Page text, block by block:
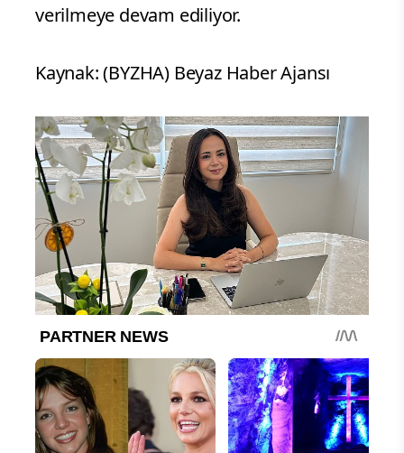
verilmeye devam ediliyor.
Kaynak: (BYZHA) Beyaz Haber Ajansı